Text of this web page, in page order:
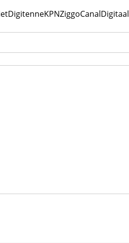
DigitenneKPNZiggoCanalDigitaal